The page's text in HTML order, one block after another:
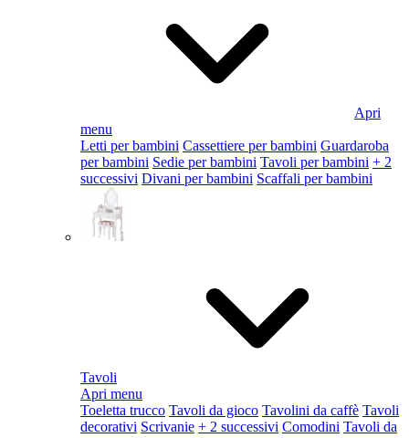
Apri
menu
Letti per bambini Cassettiere per bambini Guardaroba
per bambini Sedie per bambini Tavoli per bambini + 2
successivi Divani per bambini Scaffali per bambini
Tavoli
Apri menu
Toeletta trucco Tavoli da gioco Tavolini da caffè Tavoli
decorativi Scrivanie + 2 successivi Comodini Tavoli da